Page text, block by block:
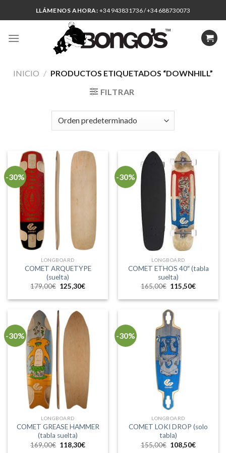
to
LLÁMENOS AHORA:+34 943831736 / +34 688730073
INICIO / PRODUCTOS ETIQUETADOS “DOWNHILL”
FILTRAR
-30%
LONGBOARD
COMET ARQUETYPE
(suelta)
179,00€ El
precio
original
179,00€.
125,30€El
actual
125,30€.
-30%
LONGBOARD
COMET ETHOS 40″ (tabla
suelta)
165,00€ El
precio
original
165,00€.
115,50€El
actual
115,50€.
-30%
LONGBOARD
COMET GREASE HAMMER
(tabla suelta)
169,00€ El
precio
118,30€El
-30%
LONGBOARD
COMET LOKI DROP (solo
tabla)
155,00€ El
precio
108,50€El